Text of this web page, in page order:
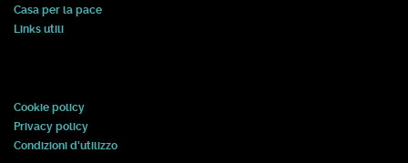
Casa per la pace
Links utili
Cookie policy
Privacy policy
Condizioni d'utilizzo